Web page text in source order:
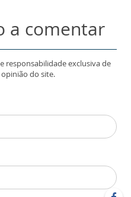
a comentar
responsabilidade exclusiva de
do site.